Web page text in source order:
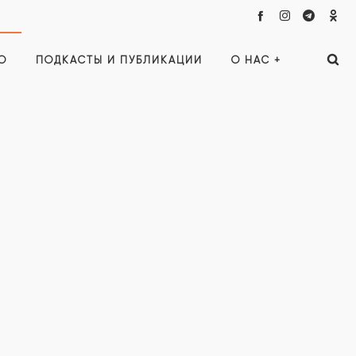
ПОДКАСТЫ И ПУБЛИКАЦИИ О НАС +